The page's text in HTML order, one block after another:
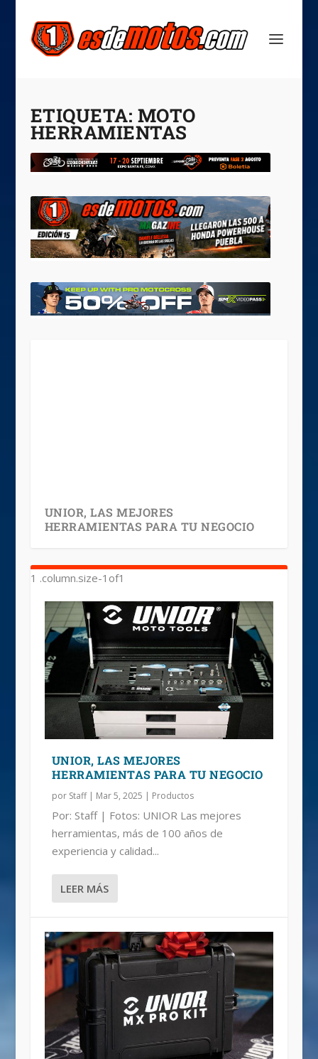
ETIQUETA: MOTO
HERRAMIENTAS
UNIOR, LAS MEJORES
HERRAMIENTAS PARA TU NEGOCIO
EL MANTENIMIENTO ES CLAVE,
HAZLO CON UNIOR
CUIDA TUS HERRAMIENTAS, CON
ESTOS CONSEJOS
HERRAMIENTAS UNIOR, PRECISIÓN
PARA EL TRABAJO
DALE A TU MOTOCICLETA LO QUE
NECESITA
UNIOR, LAS MEJORES
HERRAMIENTAS PARA TU NEGOCIO
por Staff| Mar 5, 2025 | Productos
Por: Staff | Fotos: UNIOR Las mejores
herramientas, más de 100 años de
experiencia y calidad...
LEER MÁS